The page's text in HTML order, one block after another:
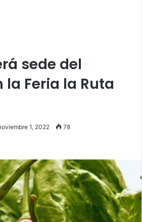
sede del
Feria la Ruta
1, 2022 78